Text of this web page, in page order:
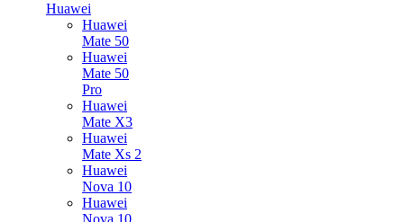
Huawei
Huawei
Mate 50
Huawei
Mate 50
Pro
Huawei
Mate X3
Huawei
Mate Xs 2
Huawei
Nova 10
Huawei
Nova 10